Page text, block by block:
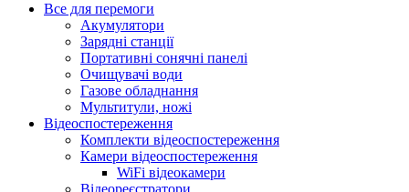
Все для перемоги
Акумулятори
Зарядні станції
Портативні сонячні панелі
Очищувачі води
Газове обладнання
Мультитули, ножі
Відеоспостереження
Комплекти відеоспостереження
Камери відеоспостереження
WiFi відеокамери
Відеореєстратори